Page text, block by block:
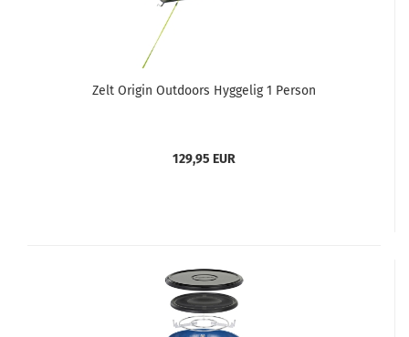
Zelt Origin Outdoors Hyggelig 1 Person
129,95 EUR